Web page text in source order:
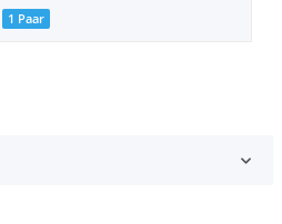
1 Paar